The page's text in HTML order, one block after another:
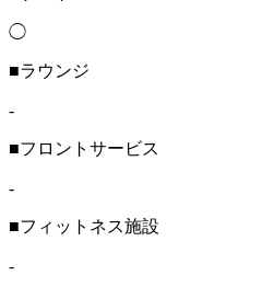
◯
■ラウンジ
-
■フロントサービス
-
■フィットネス施設
-